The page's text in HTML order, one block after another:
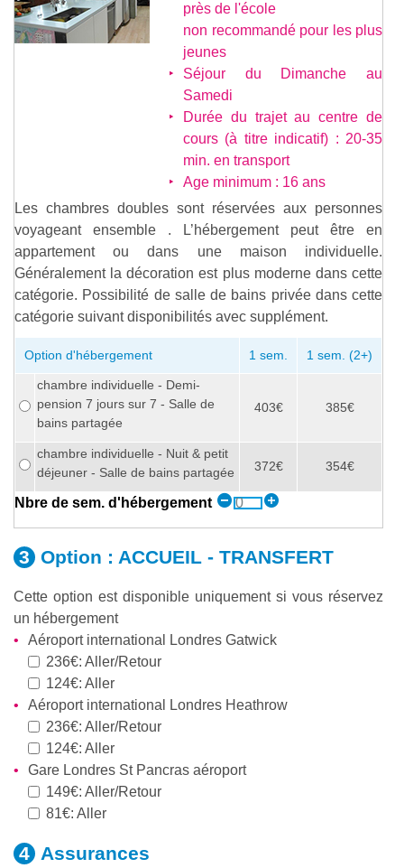
près de l'école
non recommandé pour les plus
jeunes
Séjour du Dimanche au
Samedi
Durée du trajet au centre de
cours (à titre indicatif) : 20-35
min. en transport
Age minimum : 16 ans
Les chambres doubles sont réservées aux personnes
voyageant ensemble . L’hébergement peut être en
appartement ou dans une maison individuelle.
Généralement la décoration est plus moderne dans cette
catégorie. Possibilité de salle de bains privée dans cette
catégorie suivant disponibilités avec supplément.
Option d'hébergement 1 sem. 1 sem. (2+)
chambre individuelle - Demi-
pension 7 jours sur 7 - Salle de
bains partagée
403€ 385€
chambre individuelle - Nuit & petit
déjeuner - Salle de bains partagée
372€ 354€
Nbre de sem. d'hébergement
Option : ACCUEIL - TRANSFERT
Cette option est disponible uniquement si vous réservez
un hébergement
Aéroport international Londres Gatwick
236€: Aller/Retour
124€: Aller
Aéroport international Londres Heathrow
236€: Aller/Retour
124€: Aller
Gare Londres St Pancras aéroport
149€: Aller/Retour
81€: Aller
Assurances